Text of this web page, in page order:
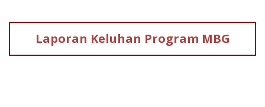
Laporan Keluhan Program MBG